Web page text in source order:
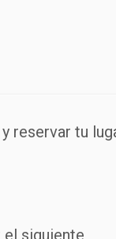
reservar tu
siguiente